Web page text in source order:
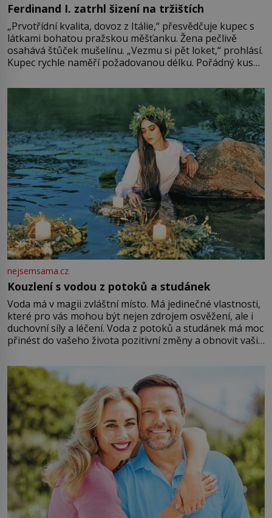
Ferdinand I. zatrhl šizení na tržištích
„Prvotřídní kvalita, dovoz z Itálie,“ přesvědčuje kupec s
látkami bohatou pražskou měšťanku. Žena pečlivě
osahává štůček mušelínu. „Vezmu si pět loket,“ prohlásí.
Kupec rychle naměří požadovanou délku. Pořádný kus
milostpaní. Stačí jenom na sukni,“ zhodnotí švadlena
množství růžového mušelínu. „Ošidili vás, podívejte.“
nejsemsama.cz
Kouzlení s vodou z potoků a studánek
Voda má v magii zvláštní místo. Má jedinečné vlastnosti,
které pro vás mohou být nejen zdrojem osvěžení, ale i
duchovní síly a léčení. Voda z potoků a studánek má moc
přinést do vašeho života pozitivní změny a obnovit vaši
můžete obohatit své rituály a přinést do svého života
větší harmonii a klid. Je důležité